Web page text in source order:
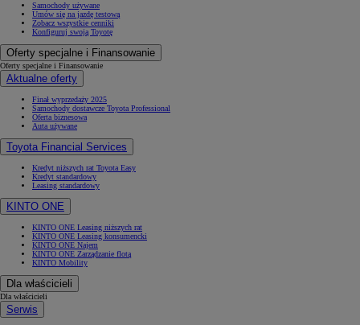
Samochody używane
Umów się na jazdę testową
Zobacz wszystkie cenniki
Konfiguruj swoją Toyotę
Oferty specjalne i Finansowanie
Oferty specjalne i Finansowanie
Aktualne oferty
Finał wyprzedaży 2025
Samochody dostawcze Toyota Professional
Oferta biznesowa
Auta używane
Toyota Financial Services
Kredyt niższych rat Toyota Easy
Kredyt standardowy
Leasing standardowy
KINTO ONE
KINTO ONE Leasing niższych rat
KINTO ONE Leasing konsumencki
KINTO ONE Najem
KINTO ONE Zarządzanie flotą
KINTO Mobility
Dla właścicieli
Dla właścicieli
Serwis